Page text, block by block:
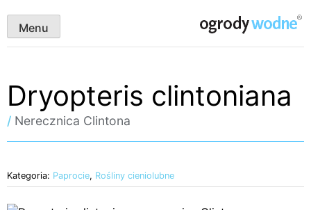
content
ogrody wodne
Menu
Dryopteris clintoniana
/ Nerecznica Clintona
Kategoria: Paprocie, Rośliny cieniolubne